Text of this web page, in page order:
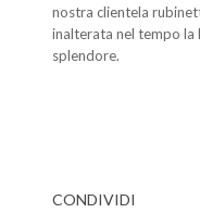
nostra clientela
inalterata nel tempo
splendore.
CONDIVIDI